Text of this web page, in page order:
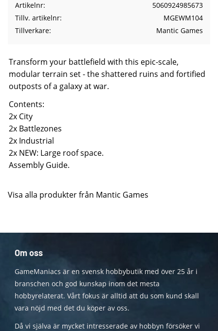
Artikelnr
5060924985673
Tillv. artikelnr
MGEWM104
Tillverkare
Mantic Games
Transform your battlefield with this epic-scale,
modular terrain set - the shattered ruins and fortified
outposts of a galaxy at war.
Contents:
2x City
2x Battlezones
2x Industrial
2x NEW: Large roof space.
Assembly Guide.
Visa alla produkter från Mantic Games
Om oss
GameManiacs är en svensk hobbybutik med över 25 år i
branschen och god kunskap inom det mesta
hobbyrelaterat. Vårt fokus är alltid att du som kund skall
vara nöjd med det du köper av oss.
Då vi själva är mycket intresserade av hobbyn försöker vi